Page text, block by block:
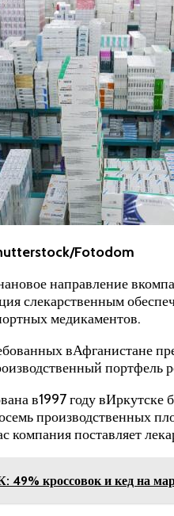
Fotodom
направление
слекарственным
медикаментов.
вАфганистане
портфель
в1997 году
производственных
компания поставляет
49% кроссовок и кед на